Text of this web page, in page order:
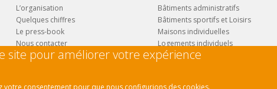
L’organisation
Quelques chiffres
Le press-book
Nous contacter
Bâtiments administratifs
Bâtiments sportifs et Loisirs
Maisons individuelles
Logements individuels
Logements collectifs
site pour améliorer votre expérience
votre consentement pour que nous configurions des cookies.